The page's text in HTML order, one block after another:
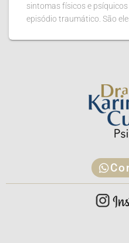
sintomas físicos e
episódio traumático. São